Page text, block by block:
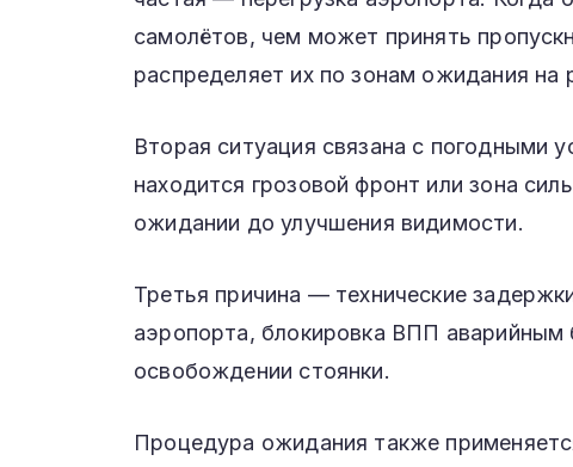
самолётов, чем может принять
распределяет их по зонам ожидания на
Вторая ситуация связана с погодными
находится грозовой фронт или зона
ожидании до улучшения видимости.
Третья причина — технические
аэропорта, блокировка ВПП
освобождении стоянки.
Процедура ожидания также